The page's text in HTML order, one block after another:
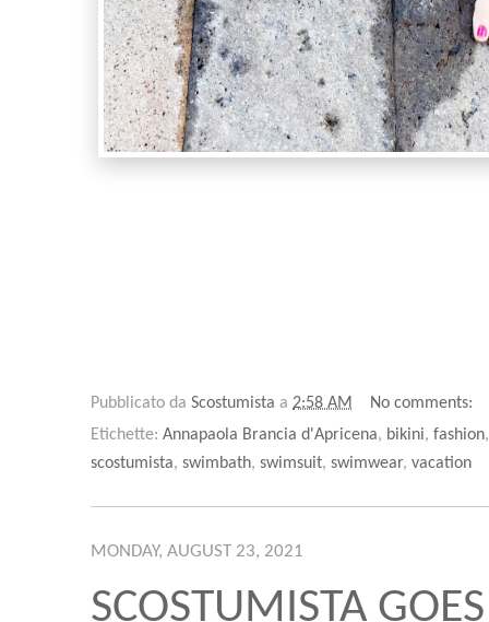
Pubblicato da Scostumista a 2:58 AM
No comments:
Etichette: Annapaola Brancia d'Apricena, bikini, fashion
scostumista, swimbath, swimsuit, swimwear, vacation
MONDAY, AUGUST 23, 2021
SCOSTUMISTA